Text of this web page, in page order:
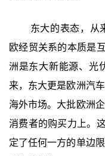
东大的表态，从
欧经贸关系的本质是
洲是东大新能源、光
来，东大更是欧洲汽
海外市场。大批欧洲
消费者的购买力上。
定了任何一方的单边